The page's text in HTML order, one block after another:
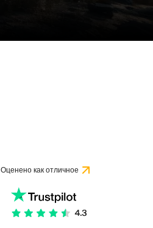
Оценено как отличное